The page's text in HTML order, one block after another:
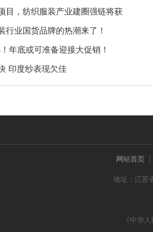
目，纺织服装产业建圈强链将获
行业国货品牌的热潮来了！
年底或可准备迎接大促销！
印度纱表现欠佳
网站首页
地址：江苏
《中华